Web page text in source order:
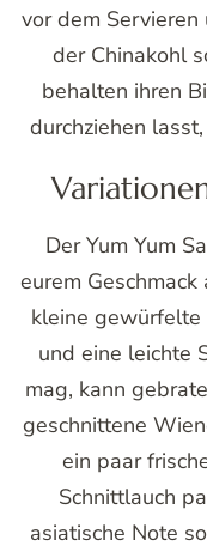
vor dem
der Chinakohl
behalten ihren
durchziehen
Der Yum Yum
eurem
kleine gewürfelte
und eine leichte
mag, kann
geschnittene
ein paar
Schnittlauch
asiatische Note